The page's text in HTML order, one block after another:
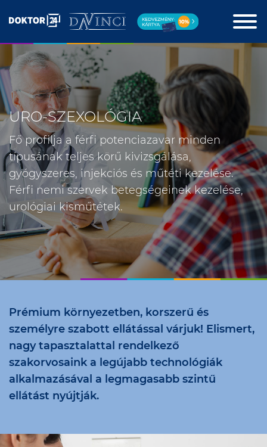
URO-SZEXOLÓGIA
Fő profilja a férfi potenciazavar minden
típusának teljes körű kivizsgálása,
gyógyszeres, injekciós és műtéti kezelése.
Férfi nemi szervek betegségeinek kezelése,
urológiai kisműtétek.
Prémium környezetben, korszerű és
személyre szabott ellátással várjuk! Elismert,
nagy tapasztalattal rendelkező
szakorvosaink a legújabb technológiák
alkalmazásával a legmagasabb szintű
ellátást nyújtják.